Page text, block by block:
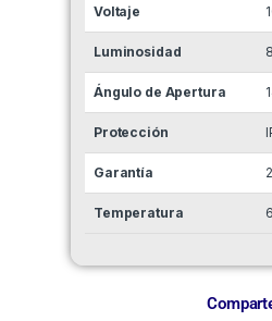
Voltaje
Luminosidad
Ángulo de Apertura
Protección
Garantía
Temperatura